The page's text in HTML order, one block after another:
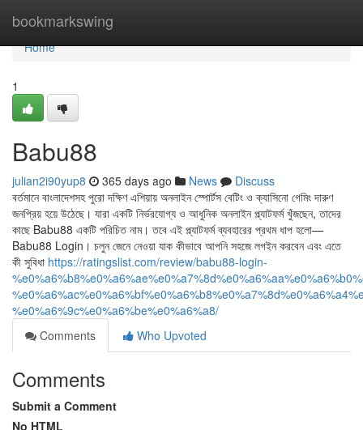
bookmarkswing
Home
Home
1
Babu88
julian2i90yup8 365 days ago News
Discuss
বর্তমানে বাংলাদেশসহ পুরো দক্ষিণ এশিয়ায় অনলাইন স্পোর্টস বেটিং ও ক্যাসিনো গেমিং দারুণ
জনপ্রিয় হয়ে উঠেছে। যারা একটি নির্ভরযোগ্য ও আধুনিক অনলাইন প্ল্যাটফর্ম খুঁজছেন, তাদের
কাছে Babu88 একটি পরিচিত নাম। তবে এই প্ল্যাটফর্ম ব্যবহারের প্রথম ধাপ হলো—
Babu88 Login। চলুন জেনে নেওয়া যাক কীভাবে আপনি সহজে লগইন করবেন এবং এতে
কী সুবিধা https://ratingslist.com/review/babu88-login-
%e0%a6%9c%e0%a6%be%e0%a6%a8/
Comments
Who Upvoted
Comments
Submit a Comment
No HTML